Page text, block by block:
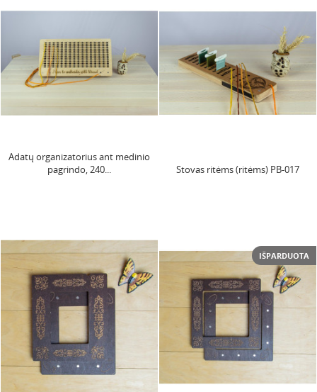
Adatų organizatorius ant medinio
pagrindo, 240...
Stovas ritėms (ritėms) PB-017
IŠPARDUOTA